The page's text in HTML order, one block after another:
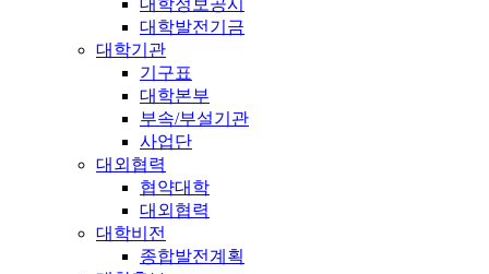
대학발전기금
대학기관
기구표
대학본부
부속/부설기관
사업단
대외협력
협약대학
대외협력
대학비전
종합발전계획